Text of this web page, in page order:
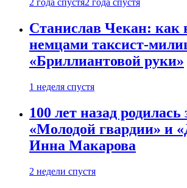
2 года спустя2 года спустя
Станислав Чекан: как
немцами таксист-
«Бриллиантовой руки»
1 неделя спустя
100 лет назад родилась
«Молодой гвардии» и
Инна Макарова
2 недели спустя